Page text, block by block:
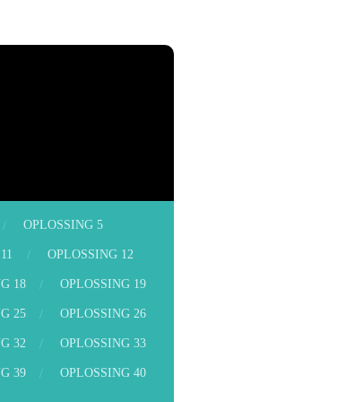
OPLOSSING 5
OPLOSSING 12
18 OPLOSSING 19
25 OPLOSSING 26
32 OPLOSSING 33
39 OPLOSSING 40